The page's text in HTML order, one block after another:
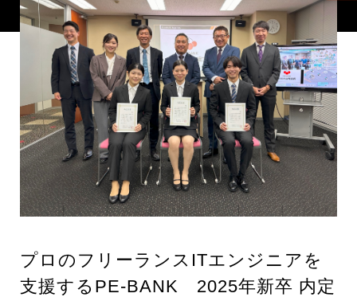
ITエンジニアの方へ
事業・サービス
企業情報
お知らせ
採用情報
プロのフリーランスITエンジニアを
支援するPE-BANK 2025年新卒 内定